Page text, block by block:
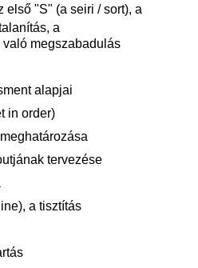
első "S" (a seiri / sort), a
a
való megszabadulás
alapjai
in order)
tervezése
a tisztítás